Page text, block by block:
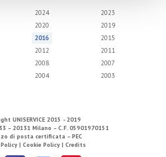
2024
2023
2020
2019
2016
2015
2012
2011
2008
2007
2004
2003
UNISERVICE 2015 - 2019
– 20131 Milano – C.F. 05901970151
di posta certificata – PEC
| Cookie Policy | Credits